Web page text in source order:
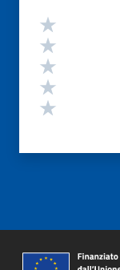
Valutazione